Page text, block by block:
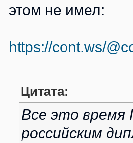
этом не имел:
https://cont.ws/
Цитата:
Все это время
российским